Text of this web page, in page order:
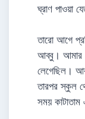
ঘ্রাণ পাওয়া
তারো আগে
আব্বু। আমার
লেগেছিল।
তারপর স্কুল
সময়